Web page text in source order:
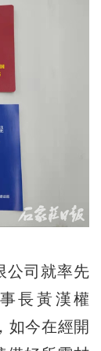
司就率先
長黃漢權
如今在經開